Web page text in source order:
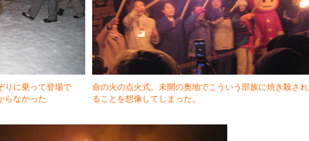
りに乗って登場で
らなかった
命の火の点火式。未開の奥地でこういう部族に焼き殺され
ることを想像してしまった。